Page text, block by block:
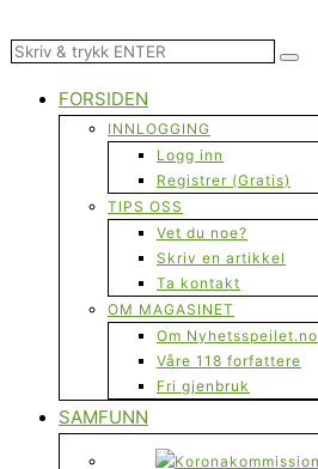
FORSIDEN
INNLOGGING
Logg inn
Registrer (Gratis)
TIPS OSS
Vet du noe?
Skriv en artikkel
Ta kontakt
OM MAGASINET
Om Nyhetsspeilet.no
Våre 118 forfattere
Fri gjenbruk
SAMFUNN